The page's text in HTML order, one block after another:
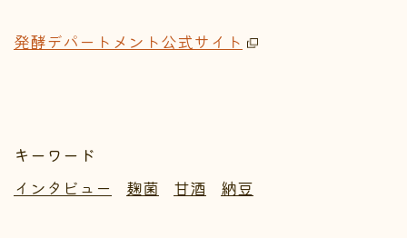
発酵デパートメント公式サイト
キーワード
インタビュー
麹菌 甘酒 納豆